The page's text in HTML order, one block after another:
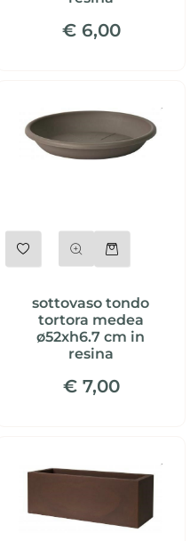
€ 6,00
sottovaso tondo
tortora medea
ø52xh6.7 cm in
resina
€ 7,00